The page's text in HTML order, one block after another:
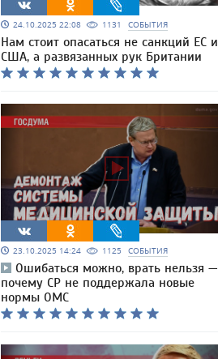
24.10.2025 22:08 1131 СОБЫТИЯ
Нам стоит опасаться не санкций ЕС и
США, а развязанных рук Британии
23.10.2025 14:24 1125 СОБЫТИЯ
Ошибаться можно, врать нельзя —
почему СР не поддержала новые
нормы ОМС